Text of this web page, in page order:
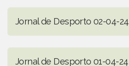
Jornal de Desporto 02-04-24
Jornal de Desporto 01-04-24